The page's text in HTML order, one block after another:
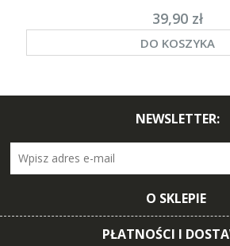
39,90 zł
DO KOSZYKA
NEWSLETTER:
O SKLEPIE
PŁATNOŚCI I